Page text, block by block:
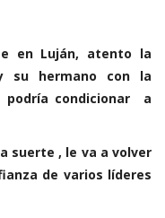
en Luján, atento la
su hermano con la
podría condicionar a
suerte , le va a volver
de varios líderes